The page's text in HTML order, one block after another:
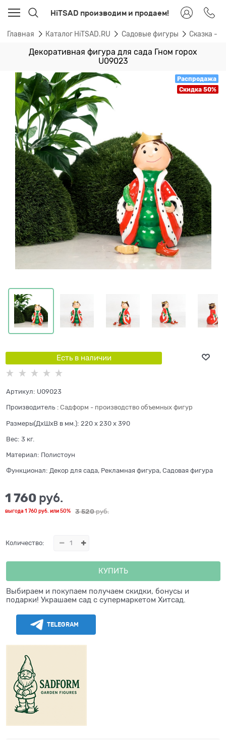
HiTSAD производим и продаем!
Главная Каталог HiTSAD.RU Садовые фигуры Сказка -
Декоративная фигура для сада Гном горох
U09023
Распродажа
Скидка 50%
Есть в наличии
Артикул: U09023
Производитель : Садформ - производство объемных фигур
Размеры(ДхШхВ в мм.): 220 x 230 x 390
Вес: 3 кг.
Материал: Полистоун
Функционал: Декор для сада, Рекламная фигура, Садовая фигура
3 520 руб.
1 760 руб.
выгода 1 760 руб. или50%
Количество:
КУПИТЬ
Выбираем и покупаем получаем скидки, бонусы и
подарки! Украшаем сад с супермаркетом Хитсад.
TELEGRAM